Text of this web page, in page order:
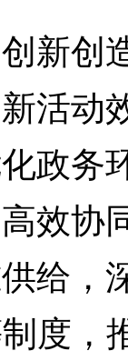
创
活动
政务
效协
给，
制度